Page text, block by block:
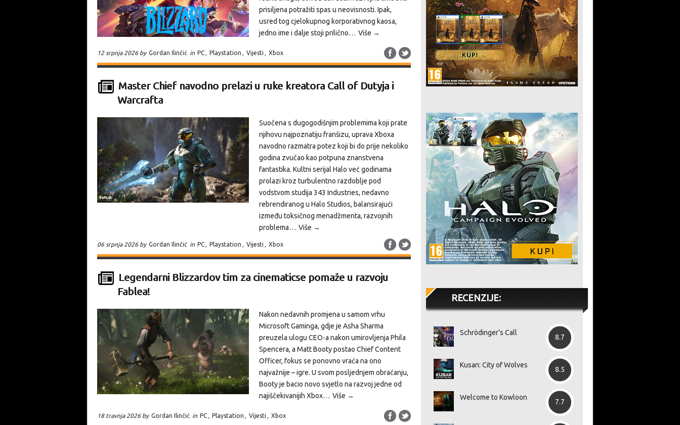
prisiljena potražiti spas u neovisnosti. Ipak,
usred tog cjelokupnog korporativnog kaosa,
jedno ime i dalje stoji prilično… Više →
12 srpnja 2026 by Gordan Ilinčić in PC , Playstation , Vijesti , Xbox
Master Chief navodno prelazi u ruke kreatora Call of Dutyja i
Warcrafta
Suočena s dugogodišnjim problemima koji prate
njihovu najpoznatiju franšizu, uprava Xboxa
navodno razmatra potez koji bi do prije nekoliko
godina zvučao kao potpuna znanstvena
fantastika. Kultni serijal Halo već godinama
prolazi kroz turbulentno razdoblje pod
vodstvom studija 343 Industries, nedavno
rebrendiranog u Halo Studios, balansirajući
između toksičnog menadžmenta, razvojnih
problema… Više →
06 srpnja 2026 by Gordan Ilinčić in PC , Playstation , Vijesti , Xbox
Legendarni Blizzardov tim za cinematicse pomaže u razvoju
Fablea!
Nakon nedavnih promjena u samom vrhu
Microsoft Gaminga, gdje je Asha Sharma
preuzela ulogu CEO-a nakon umirovljenja Phila
Spencera, a Matt Booty postao Chief Content
Officer, fokus se ponovno vraća na ono
najvažnije – igre. U svom posljednjem obraćanju,
Booty je bacio novo svjetlo na razvoj jedne od
najiščekivanijih Xbox… Više →
18 travnja 2026 by Gordan Ilinčić in PC , Playstation , Vijesti , Xbox
RECENZIJE:
Schrödinger’s Call
8.7
Kusan: City of Wolves
8.5
Welcome to Kowloon
7.7